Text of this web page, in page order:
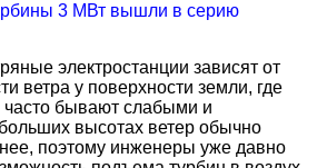
3 МВт вышли в серию
электростанции зависят от
ветра у поверхности земли, где
бывают слабыми и
высотах ветер обычно
поэтому инженеры уже давно